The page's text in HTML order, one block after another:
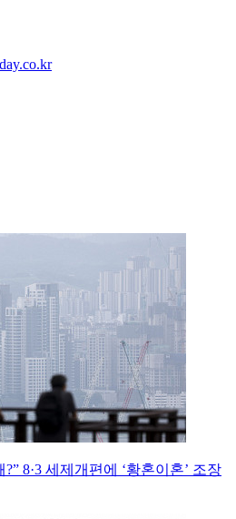
8·3 세제개편에 ‘황혼이혼’ 조장